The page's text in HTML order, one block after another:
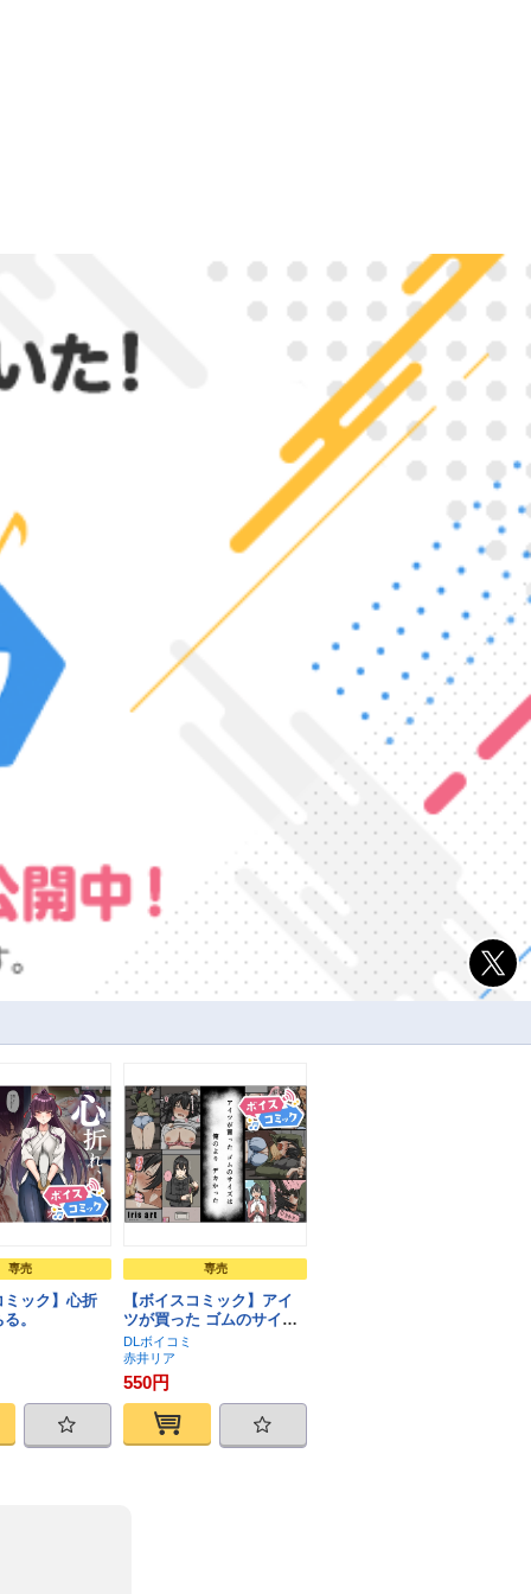
専売
ミック】心折
。
専売
【ボイスコミック】アイ
ツが買った ゴムのサイズ
は 俺のより デカかった
DLボイコミ
赤井リア
550円